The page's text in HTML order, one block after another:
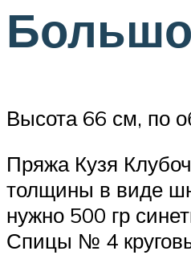
Высота 66 см, по
Пряжа Кузя
толщины в виде
нужно 500 гр
Спицы № 4